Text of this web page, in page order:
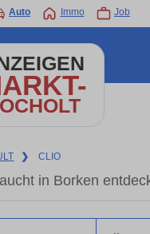
Auto Immo Job
❯ CLIO
in Borken